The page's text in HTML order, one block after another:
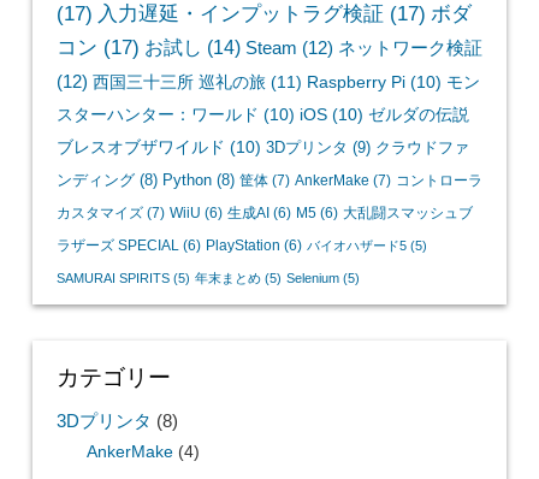
(17) 入力遅延・インプットラグ検証 (17) ボダ
コン (17) お試し (14) Steam (12) ネットワーク検証
(12) 西国三十三所 巡礼の旅(11) Raspberry Pi(10) モン
スターハンター：ワールド (10) iOS(10) ゼルダの伝説
ブレスオブザワイルド (10) 3Dプリンタ (9) クラウドファ
ンディング(8) Python(8) 筐体(7) AnkerMake (7) コントローラ
カスタマイズ(7) WiiU (6) 生成AI (6) M5(6) 大乱闘スマッシュブ
ラザーズ SPECIAL (6) PlayStation (6) バイオハザード5(5)
SAMURAI SPIRITS(5) 年末まとめ(5) Selenium(5)
カテゴリー
3Dプリンタ (8)
AnkerMake(4)